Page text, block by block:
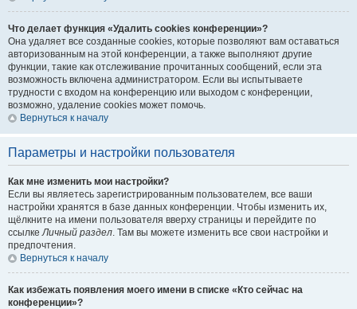
Что делает функция «Удалить cookies конференции»?
Она удаляет все созданные cookies, которые позволяют вам оставаться
авторизованным на этой конференции, а также выполняют другие
функции, такие как отслеживание прочитанных сообщений, если эта
возможность включена администратором. Если вы испытываете
трудности с входом на конференцию или выходом с конференции,
возможно, удаление cookies может помочь.
Вернуться к началу
Параметры и настройки пользователя
Как мне изменить мои настройки?
Если вы являетесь зарегистрированным пользователем, все ваши
настройки хранятся в базе данных конференции. Чтобы изменить их,
щёлкните на имени пользователя вверху страницы и перейдите по
ссылкеЛичный раздел. Там вы можете изменить все свои настройки и
предпочтения.
Вернуться к началу
Как избежать появления моего имени в списке «Кто сейчас на
конференции»?